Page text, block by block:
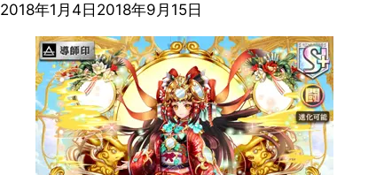
2018年1月4日 2018年9月15日